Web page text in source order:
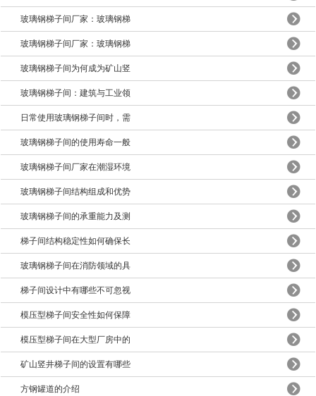
玻璃钢梯子间厂家：玻璃钢梯
玻璃钢梯子间厂家：玻璃钢梯
玻璃钢梯子间为何成为矿山竖
玻璃钢梯子间：建筑与工业领
日常使用玻璃钢梯子间时，需
玻璃钢梯子间的使用寿命一般
玻璃钢梯子间厂家在潮湿环境
玻璃钢梯子间结构组成和优势
玻璃钢梯子间的承重能力及测
梯子间结构稳定性如何确保长
玻璃钢梯子间在消防领域的具
梯子间设计中有哪些不可忽视
模压型梯子间安全性如何保障
模压型梯子间在大型厂房中的
矿山竖井梯子间的设置有哪些
方钢罐道的介绍